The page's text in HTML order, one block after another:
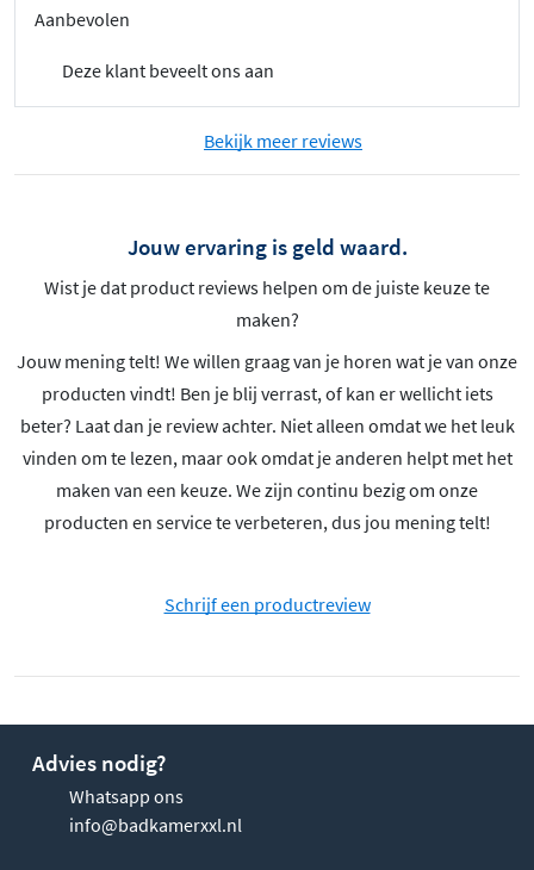
Aanbevolen
Deze klant beveelt ons aan
Bekijk meer reviews
Jouw ervaring is geld waard.
Wist je dat product reviews helpen om de juiste keuze te
maken?
Jouw mening telt! We willen graag van je horen wat je van onze
producten vindt! Ben je blij verrast, of kan er wellicht iets
beter? Laat dan je review achter. Niet alleen omdat we het leuk
vinden om te lezen, maar ook omdat je anderen helpt met het
maken van een keuze. We zijn continu bezig om onze
producten en service te verbeteren, dus jou mening telt!
Schrijf een productreview
Advies nodig?
Whatsapp ons
info@badkamerxxl.nl